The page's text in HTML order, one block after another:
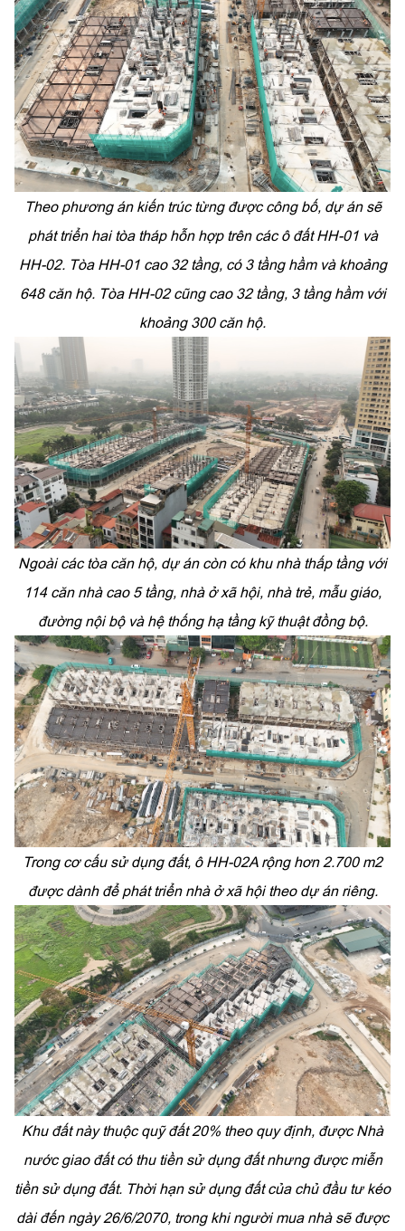
Theo phương án kiến trúc từng được công bố, dự án sẽ
phát triển hai tòa tháp hỗn hợp trên các ô đất HH-01 và
HH-02. Tòa HH-01 cao 32 tầng, có 3 tầng hầm và khoảng
648 căn hộ. Tòa HH-02 cũng cao 32 tầng, 3 tầng hầm với
khoảng 300 căn hộ.
Ngoài các tòa căn hộ, dự án còn có khu nhà thấp tầng với
114 căn nhà cao 5 tầng, nhà ở xã hội, nhà trẻ, mẫu giáo,
đường nội bộ và hệ thống hạ tầng kỹ thuật đồng bộ.
Trong cơ cấu sử dụng đất, ô HH-02A rộng hơn 2.700 m2
được dành để phát triển nhà ở xã hội theo dự án riêng.
Khu đất này thuộc quỹ đất 20% theo quy định, được Nhà
nước giao đất có thu tiền sử dụng đất nhưng được miễn
tiền sử dụng đất. Thời hạn sử dụng đất của chủ đầu tư kéo
dài đến ngày 26/6/2070, trong khi người mua nhà sẽ được